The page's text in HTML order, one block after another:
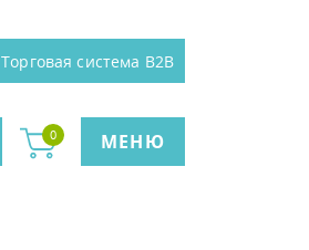
Торговая система B2B
0 МЕНЮ